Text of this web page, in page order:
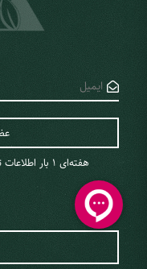
هفته‌ای 1 ‌بار اطلاعات تورها و تخفیفات به شما ایمیل می‌شود.